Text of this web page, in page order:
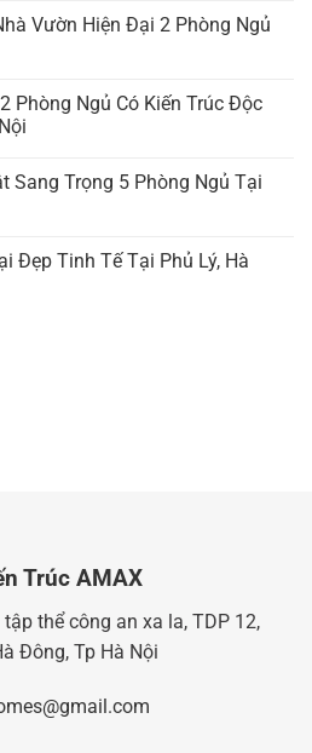
Vườn Hiện Đại 2 Phòng Ngủ
Phòng Ngủ Có Kiến Trúc Độc
Sang Trọng 5 Phòng Ngủ Tại
Đẹp Tinh Tế Tại Phủ Lý, Hà
Trúc AMAX
thể công an xa la, TDP 12,
Đông, Tp Hà Nội